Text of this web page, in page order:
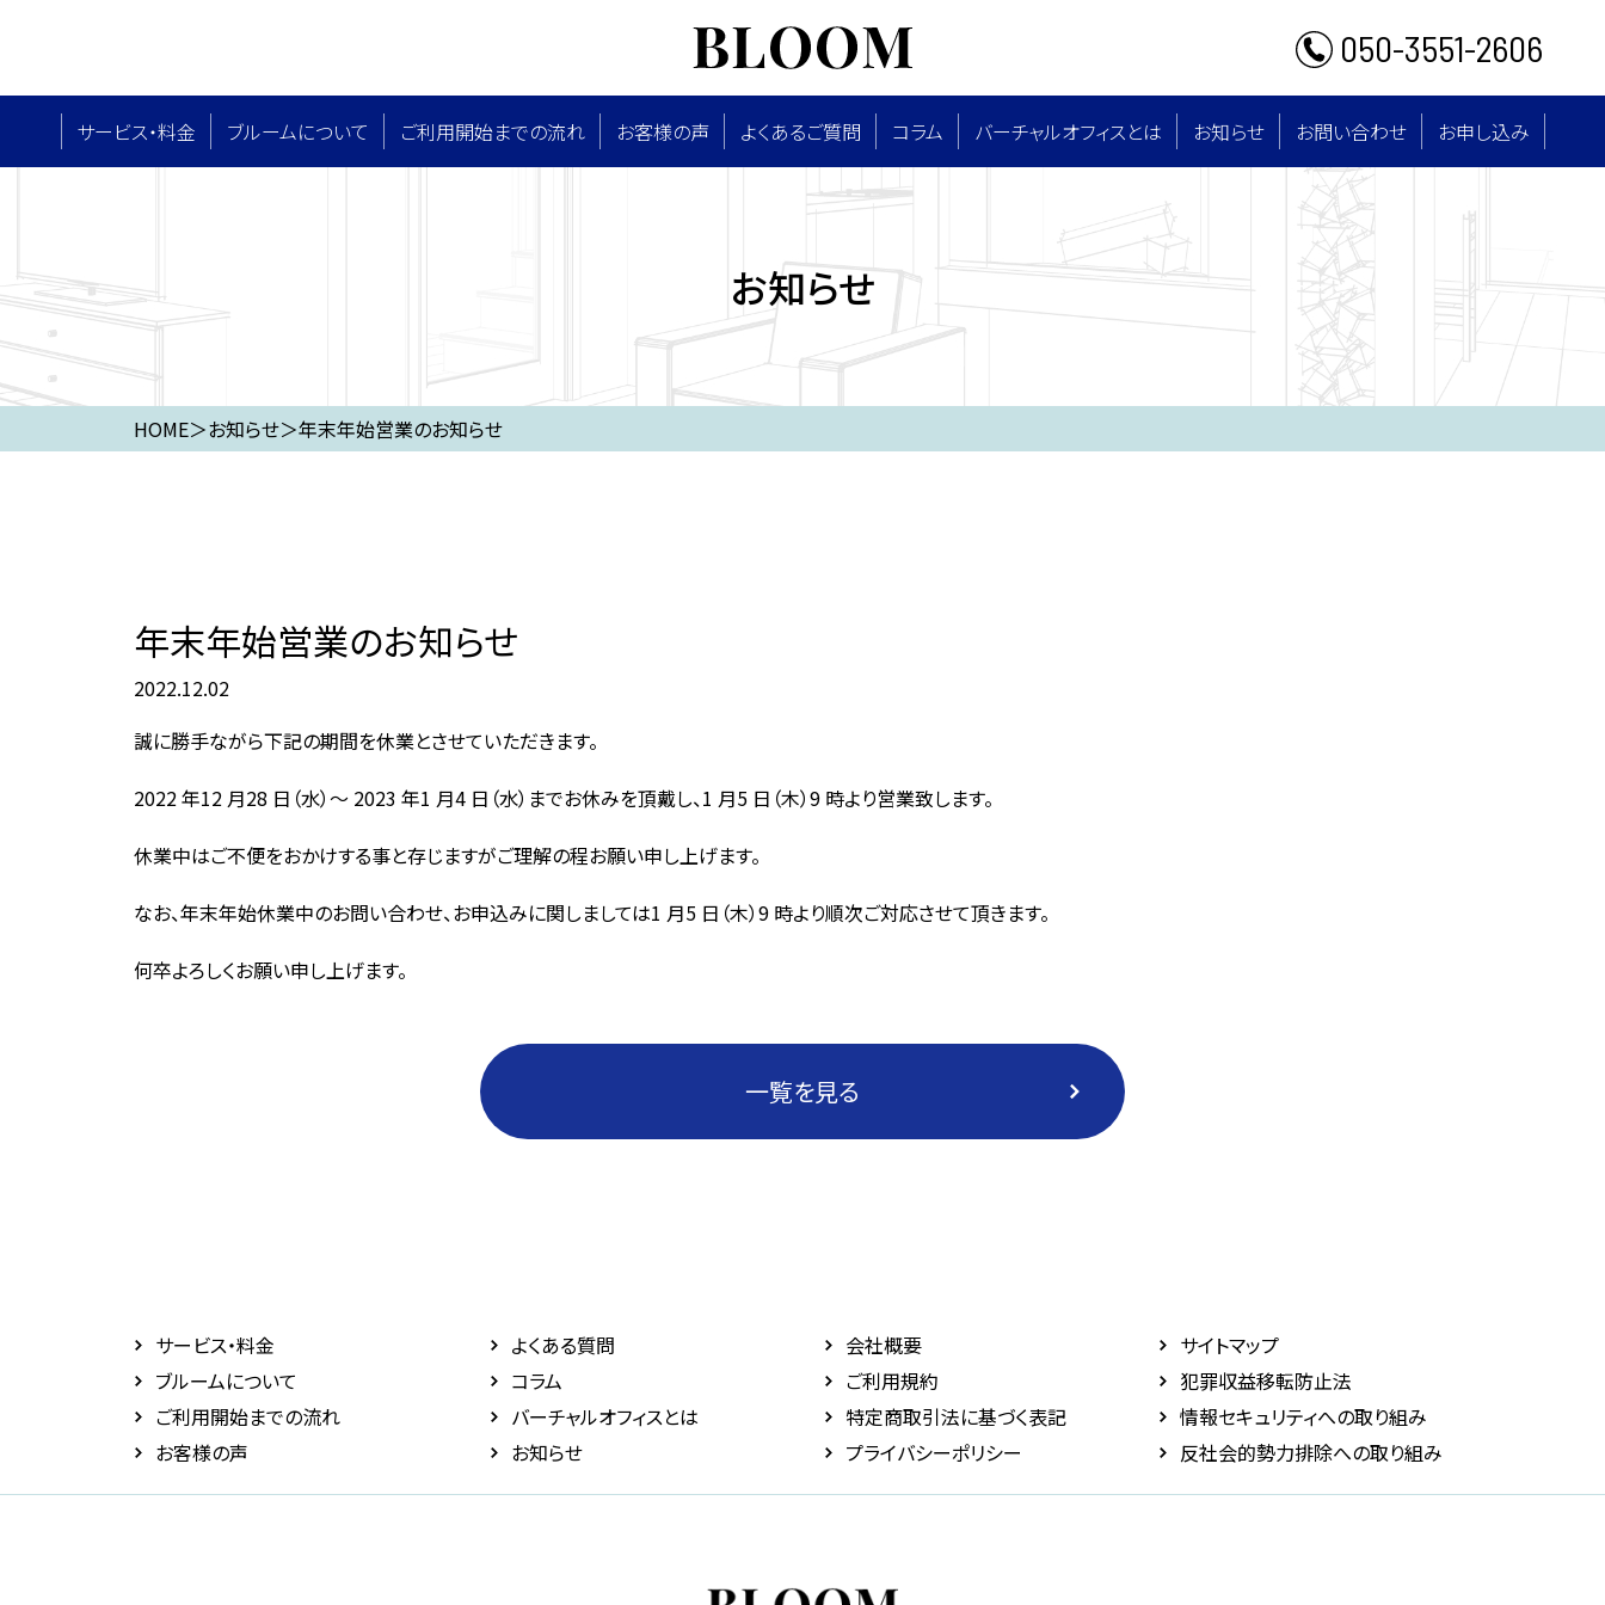
050-3551-2606
サービス・料⾦ ブルームについて ご利用開始までの流れ お客様の声 よくあるご質問 コラム バーチャルオフィスとは お知らせ お問い合わせ お申し込み
お知らせ
HOME＞お知らせ＞年末年始営業のお知らせ
年末年始営業のお知らせ
2022.12.02
誠に勝手ながら下記の期間を休業とさせていただきます。
2022 年12 月28 日（水）～ 2023 年1 月4 日（水）までお休みを頂戴し、1 月5 日（木）9 時より営業致します。
休業中はご不便をおかけする事と存じますがご理解の程お願い申し上げます。
なお、年末年始休業中のお問い合わせ、お申込みに関しましては1 月5 日（木）9 時より順次ご対応させて頂きます。
何卒よろしくお願い申し上げます。
一覧を見る
サービス・料⾦
ブルームについて
ご利用開始までの流れ
お客様の声
よくある質問
コラム
バーチャルオフィスとは
お知らせ
会社概要
ご利用規約
特定商取引法に基づく表記
プライバシーポリシー
サイトマップ
犯罪収益移転防止法
情報セキュリティへの取り組み
反社会的勢力排除への取り組み